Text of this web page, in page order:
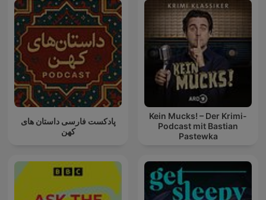
پادکست فارسی داستان های
کهن
Kein Mucks! – Der Krimi-
Podcast mit Bastian
Pastewka